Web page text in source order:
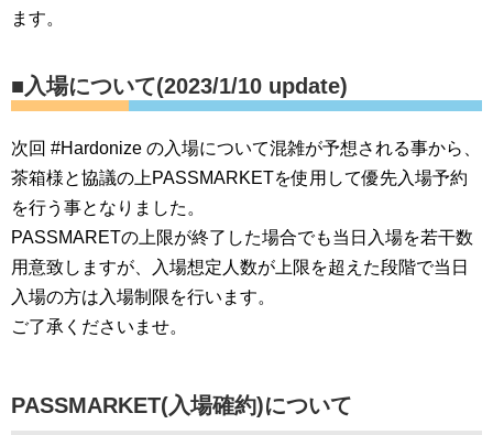
ます。
■入場について(2023/1/10 update)
次回 #Hardonize の入場について混雑が予想される事から、
茶箱様と協議の上PASSMARKETを使用して優先入場予約
を行う事となりました。
PASSMARETの上限が終了した場合でも当日入場を若干数
用意致しますが、入場想定人数が上限を超えた段階で当日
入場の方は入場制限を行います。
ご了承くださいませ。
PASSMARKET(入場確約)について